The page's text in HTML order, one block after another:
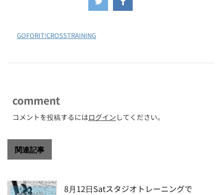
GOFORIT!CROSSTRAINING
comment
コメントを投稿するにはログイン してください。
関連記事
8月12日Satスタジオトレーニングで